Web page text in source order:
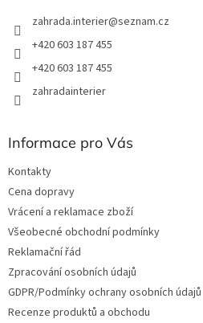
zahrada.interier@seznam.cz
+420 603 187 455
+420 603 187 455
zahradainterier
Informace pro Vás
Kontakty
Cena dopravy
Vrácení a reklamace zboží
Všeobecné obchodní podmínky
Reklamační řád
Zpracování osobních údajů
GDPR/Podmínky ochrany osobních údajů
Recenze produktů a obchodu